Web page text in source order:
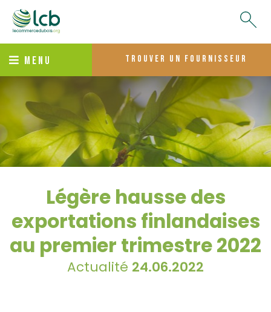
MENU trouver un fournisseur
Légère hausse des
exportations finlandaises
au premier trimestre 2022
Actualité 24.06.2022